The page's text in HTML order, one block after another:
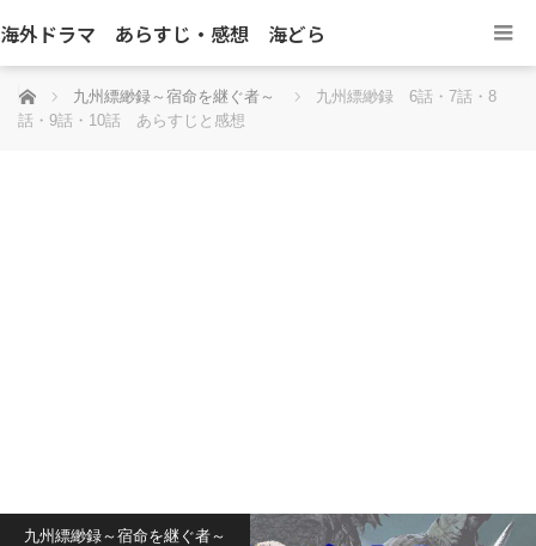
海外ドラマ あらすじ・感想 海どら
ホーム 九州縹緲録～宿命を継ぐ者～
九州縹緲録 6話・7話・8
話・9話・10話 あらすじと感想
九州縹緲録～宿命を継ぐ者～